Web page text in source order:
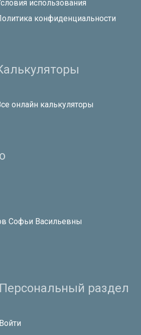
использования
конфиденциальности
онлайн калькуляторы
Софьи Васильевны
Персональный раздел
Войти